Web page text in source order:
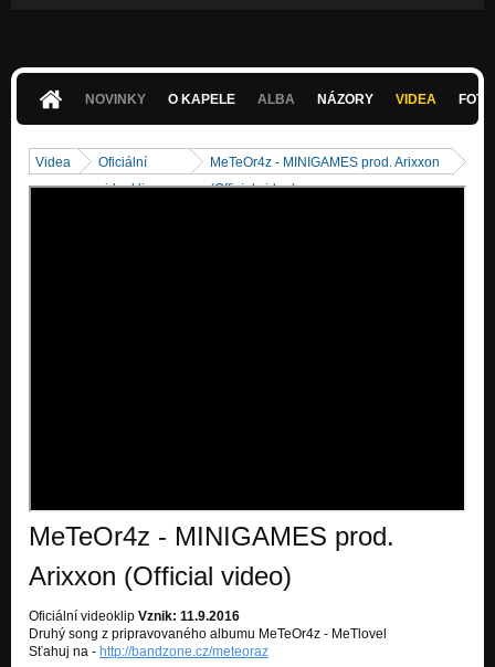
NOVINKY O KAPELE ALBA NÁZORY VIDEA
Videa
Oficiální
videoklipy
MeTeOr4z - MINIGAMES prod. Arixxon
(Official video)
MeTeOr4z - MINIGAMES prod.
Arixxon (Official video)
Oficiální videoklip Vznik: 11.9.2016
Druhý song z pripravovaného albumu MeTeOr4z - MeTlovel
Sťahuj na - http://bandzone.cz/meteoraz